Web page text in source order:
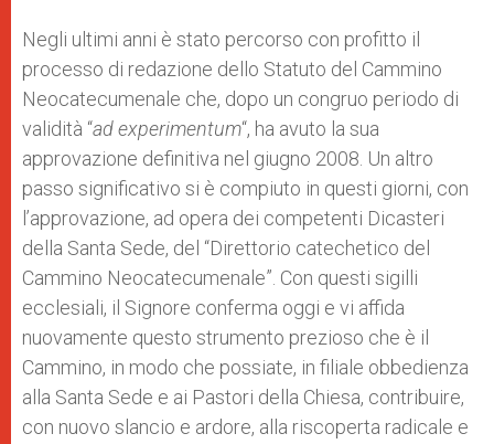
Negli ultimi anni è stato percorso con profitto il
processo di redazione dello Statuto del Cammino
Neocatecumenale che, dopo un congruo periodo di
validità “ad experimentum“, ha avuto la sua
approvazione definitiva nel giugno 2008. Un altro
passo significativo si è compiuto in questi giorni, con
l’approvazione, ad opera dei competenti Dicasteri
della Santa Sede, del “Direttorio catechetico del
Cammino Neocatecumenale”. Con questi sigilli
ecclesiali, il Signore conferma oggi e vi affida
nuovamente questo strumento prezioso che è il
Cammino, in modo che possiate, in filiale obbedienza
alla Santa Sede e ai Pastori della Chiesa, contribuire,
con nuovo slancio e ardore, alla riscoperta radicale e